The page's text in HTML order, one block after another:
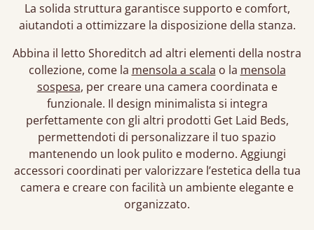
La solida struttura garantisce supporto e comfort,
aiutandoti a ottimizzare la disposizione della stanza.
Abbina il letto Shoreditch ad altri elementi della nostra
collezione, come la mensola a scala o la mensola
sospesa, per creare una camera coordinata e
funzionale. Il design minimalista si integra
perfettamente con gli altri prodotti Get Laid Beds,
permettendoti di personalizzare il tuo spazio
mantenendo un look pulito e moderno. Aggiungi
accessori coordinati per valorizzare l’estetica della tua
camera e creare con facilità un ambiente elegante e
organizzato.